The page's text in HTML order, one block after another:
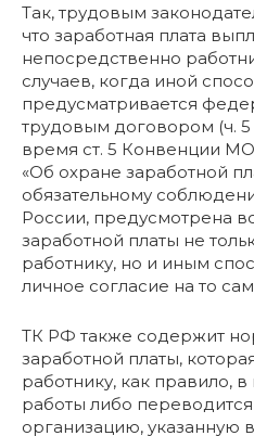
Так, трудовым
что заработная плата
непосредственно
случаев, когда иной
предусматривается
трудовым договором (ч. 5
время ст. 5 Конвенции
«Об охране заработной
обязательному
России, предусмотрена
заработной платы не
работнику, но и иным
личное согласие на то
ТК РФ также содержит
заработной платы,
работнику, как правило,
работы либо
организацию, указанную